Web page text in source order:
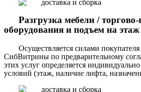
Разгрузка мебели /
оборудования и подъем на этаж
Осуществляется силами
СибВитрины по предварительному
этих услуг определяется
условий (этаж, наличие лифта,